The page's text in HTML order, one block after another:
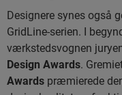
Designere synes også
GridLine-serien. I
værkstedsvognen
Design Awards.
Awards præmierede